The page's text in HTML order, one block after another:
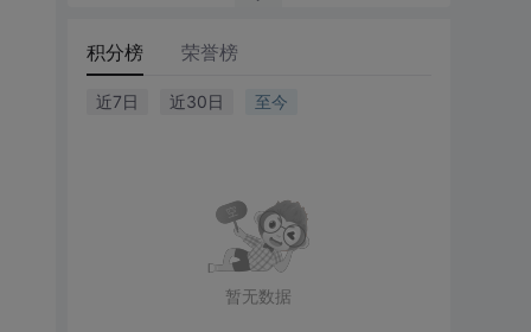
积分榜 荣誉榜
近7日 近30日 至今
暂无数据